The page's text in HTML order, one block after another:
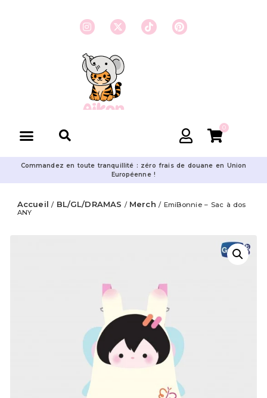
0
Commandez en toute tranquillité : zéro frais de douane en Union
Européenne !
Accueil / BL/GL/DRAMAS / Merch / EmiBonnie – Sac à dos
ANY